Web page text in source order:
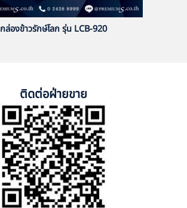
กล่องข้าวรักษ์โลก รุ่น LCB-920
ติดต่อฝ่ายขาย